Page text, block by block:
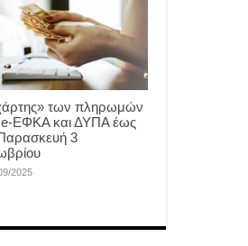
των πληρωμών
ΕΦΚΑ και ΔΥΠΑ έως
3
2025